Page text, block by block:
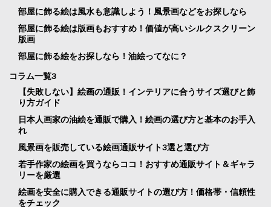
部屋に飾る絵は風水も意識しよう！風景画などをお探しなら
部屋に飾る絵は版画もおすすめ！価値が高いシルクスクリーン
版画
部屋に飾る絵をお探しなら！油絵ってなに？
コラム一覧3
【失敗しない】絵画の通販！インテリアに合うサイズ選びと飾
り方ガイド
日本人画家の油絵を通販で購入！絵画の選び方と基本のお手入
れ
風景画を販売している絵画通販サイト3選と選び方
若手作家の絵画を買うならココ！おすすめ通販サイト＆ギャラ
リーを厳選
絵画を安全に購入できる通販サイトの選び方！価格帯・信頼性
をチェック